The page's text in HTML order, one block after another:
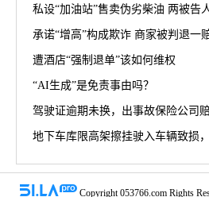
承诺“增高”构成欺诈 商家被判退一
遭酒店“强制退单”该如何维权
“AI生成”是免责事由吗？
驾驶证逾期未换，出事故保险公司赔
Copyright 053766.com Rights